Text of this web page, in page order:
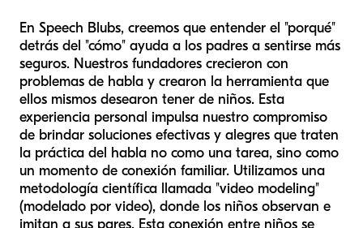
En Speech Blubs, creemos que entender el "porqué"
detrás del "cómo" ayuda a los padres a sentirse más
seguros. Nuestros fundadores crecieron con
problemas de habla y crearon la herramienta que
ellos mismos desearon tener de niños. Esta
experiencia personal impulsa nuestro compromiso
de brindar soluciones efectivas y alegres que traten
la práctica del habla no como una tarea, sino como
un momento de conexión familiar. Utilizamos una
metodología científica llamada "video modeling"
(modelado por video), donde los niños observan e
imitan a sus pares. Esta conexión entre niños se